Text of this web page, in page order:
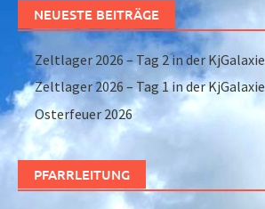
NEUESTE BEITRÄGE
Zeltlager 2026 – Tag 2 in der KjGalaxie
Zeltlager 2026 – Tag 1 in der KjGalaxie
Osterfeuer 2026
PFARRLEITUNG